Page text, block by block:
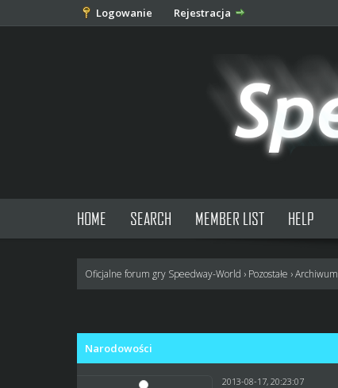
Logowanie Rejestracja
HOME SEARCH MEMBER LIST HELP
Oficjalne forum gry Speedway-World › Pozostałe ›Archiwum
Narodowości
2013-08-17, 20:23:07